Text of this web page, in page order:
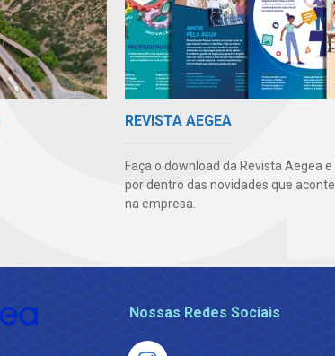
REVISTA AEGEA
Faça o download da Revista Aegea
por dentro das novidades que
na empresa.
Nossas Redes Sociais